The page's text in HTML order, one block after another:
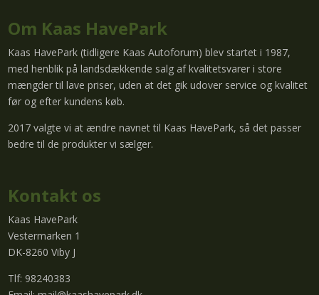
Om Kaas HavePark
Kaas HavePark (tidligere Kaas Autoforum) blev startet i 1987,
med henblik på landsdækkende salg af kvalitetsvarer i store
mængder til lave priser, uden at det gik udover service og kvalitet
før og efter kundens køb.
2017 valgte vi at ændre navnet til Kaas HavePark, så det passer
bedre til de produkter vi sælger.
Kontakt os
Kaas HavePark
Vestermarken 1
DK-8260 Viby J
Tlf: 98240383